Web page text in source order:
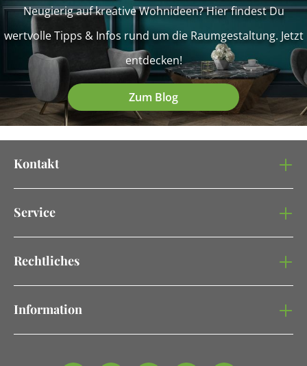
Neugierig auf kreative Wohnideen? Hier findest Du
wertvolle Tipps & Infos rund um die Raumgestaltung. Jetzt
entdecken!
Zum Blog
Kontakt
Service
Rechtliches
Information